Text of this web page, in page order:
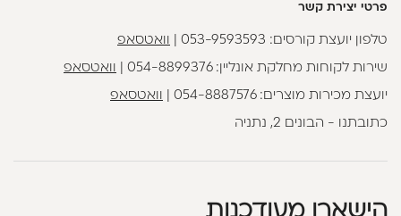
פרטי יצירת קשר
טלפון יועצת קורסים: 053-9593593 וואטסאפ
שירות לקוחות מחלקת אונליין:054-8899376 וואטסאפ
יועצת מכירות מוצרים:054-8887576 וואטסאפ
כתובתנו - הבונים 2, נתניה